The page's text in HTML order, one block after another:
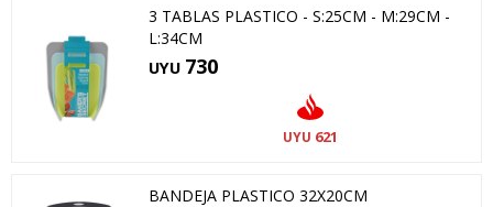
3 TABLAS PLASTICO - S:25CM - M:29CM -
L:34CM
UYU 730
UYU 621
BANDEJA PLASTICO 32X20CM